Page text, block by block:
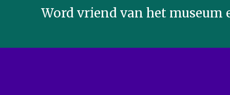
Word vriend van het